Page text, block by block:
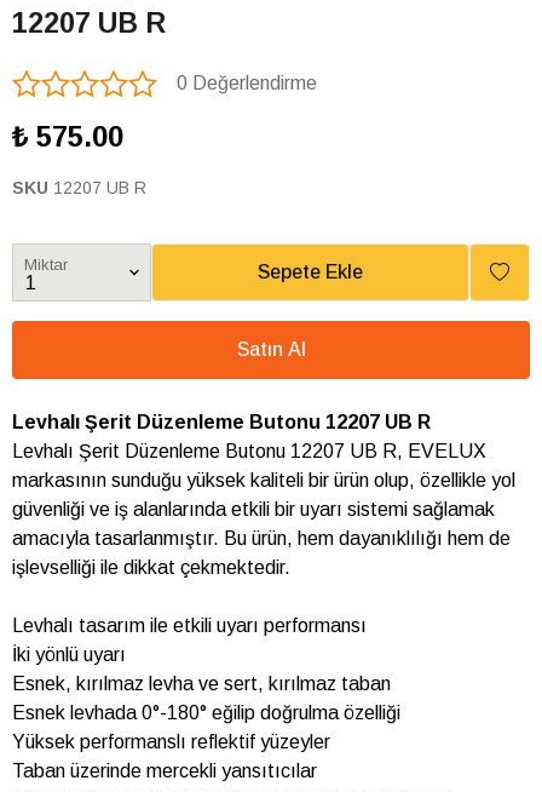
12207 UB R
0 Değerlendirme
₺ 575.00
SKU 12207 UB R
Miktar Sepete Ekle
Satın Al
Levhalı Şerit Düzenleme Butonu 12207 UB R
Levhalı Şerit Düzenleme Butonu 12207 UB R, EVELUX
markasının sunduğu yüksek kaliteli bir ürün olup, özellikle yol
güvenliği ve iş alanlarında etkili bir uyarı sistemi sağlamak
amacıyla tasarlanmıştır. Bu ürün, hem dayanıklılığı hem de
işlevselliği ile dikkat çekmektedir.
Levhalı tasarım ile etkili uyarı performansı
İki yönlü uyarı
Esnek, kırılmaz levha ve sert, kırılmaz taban
Esnek levhada 0°-180° eğilip doğrulma özelliği
Yüksek performanslı reflektif yüzeyler
Taban üzerinde mercekli yansıtıcılar